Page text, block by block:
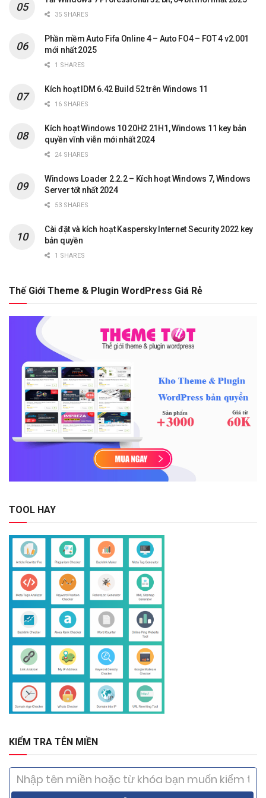
35 SHARES
Phần mềm Auto Fifa Online 4 – Auto FO4 – FOT 4 v2.001
mới nhất 2025
1 SHARES
Kích hoạt IDM 6.42 Build 52 trên Windows 11
16 SHARES
Kích hoạt Windows 10 20H2 21H1, Windows 11 key bản
quyền vĩnh viễn mới nhất 2024
24 SHARES
Windows Loader 2.2.2 – Kích hoạt Windows 7, Windows
Server tốt nhất 2024
53 SHARES
Cài đặt và kích hoạt Kaspersky Internet Security 2022 key
bản quyền
1 SHARES
Thế Giới Theme & Plugin WordPress Giá Rẻ
TOOL HAY
KIỂM TRA TÊN MIỀN